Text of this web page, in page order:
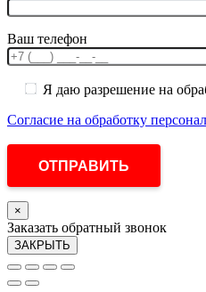
Ваш телефон
Я даю разрешение на
Согласие на обработку
×
Заказать обратный звонок
ЗАКРЫТЬ